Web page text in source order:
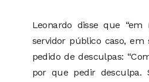
Leonardo disse que
servidor público caso, em
pedido de desculpas:
por que pedir desculpa.